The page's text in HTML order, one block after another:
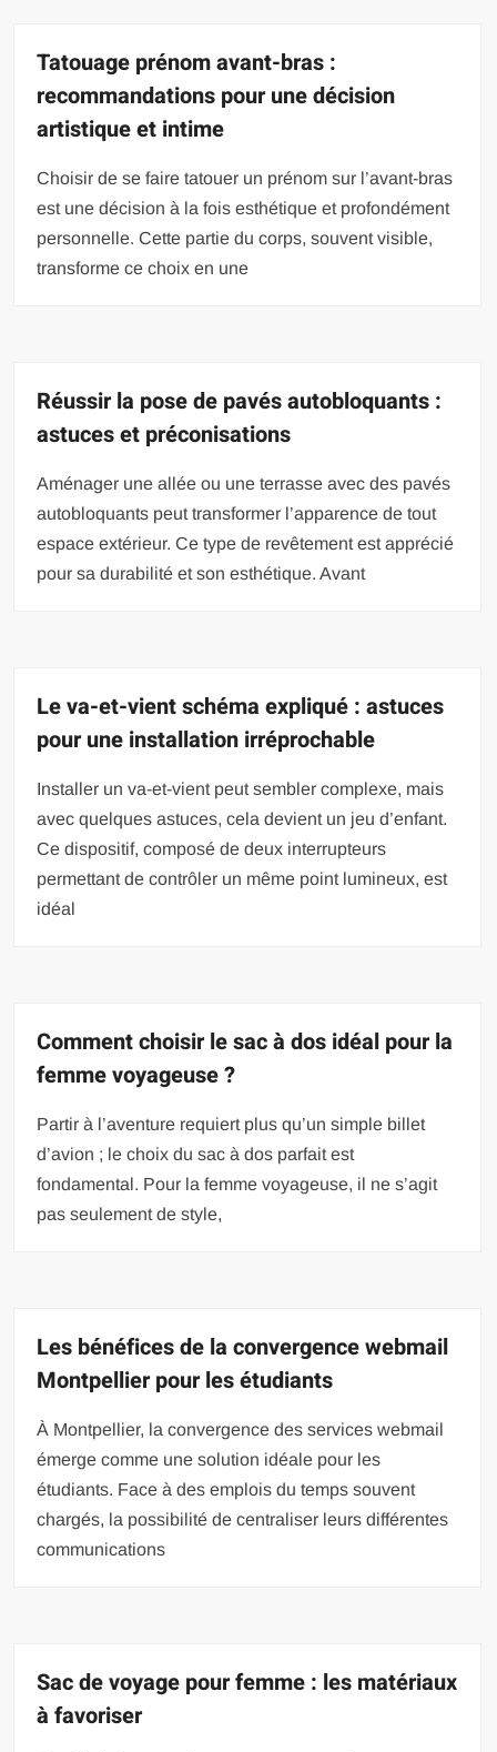
Tatouage prénom avant-bras :
recommandations pour une décision
artistique et intime
Choisir de se faire tatouer un prénom sur l’avant-bras
est une décision à la fois esthétique et profondément
personnelle. Cette partie du corps, souvent visible,
transforme ce choix en une
Réussir la pose de pavés autobloquants :
astuces et préconisations
Aménager une allée ou une terrasse avec des pavés
autobloquants peut transformer l’apparence de tout
espace extérieur. Ce type de revêtement est apprécié
pour sa durabilité et son esthétique. Avant
Le va-et-vient schéma expliqué : astuces
pour une installation irréprochable
Installer un va-et-vient peut sembler complexe, mais
avec quelques astuces, cela devient un jeu d’enfant.
Ce dispositif, composé de deux interrupteurs
permettant de contrôler un même point lumineux, est
idéal
Comment choisir le sac à dos idéal pour la
femme voyageuse ?
Partir à l’aventure requiert plus qu’un simple billet
d’avion ; le choix du sac à dos parfait est
fondamental. Pour la femme voyageuse, il ne s’agit
pas seulement de style,
Les bénéfices de la convergence webmail
Montpellier pour les étudiants
À Montpellier, la convergence des services webmail
émerge comme une solution idéale pour les
étudiants. Face à des emplois du temps souvent
chargés, la possibilité de centraliser leurs différentes
communications
Sac de voyage pour femme : les matériaux
à favoriser